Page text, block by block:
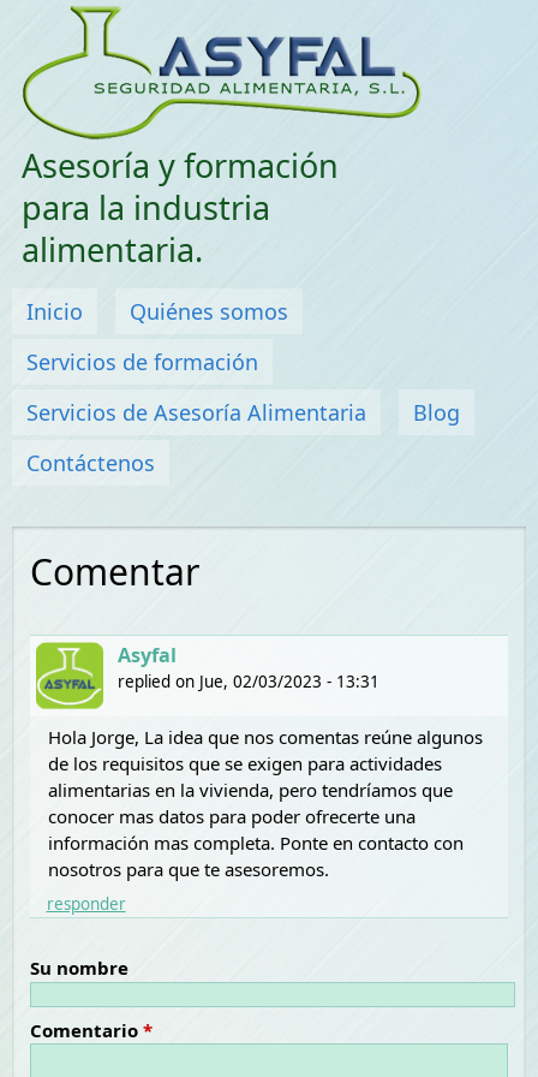
Asesoría y formación
para la industria
alimentaria.
Menú principal
Inicio
Quiénes somos
Servicios de formación
Servicios de Asesoría Alimentaria
Blog
Contáctenos
Comentar
Asyfal
replied on Jue, 02/03/2023 - 13:31
Hola Jorge, La idea que nos comentas reúne algunos
de los requisitos que se exigen para actividades
alimentarias en la vivienda, pero tendríamos que
conocer mas datos para poder ofrecerte una
información mas completa. Ponte en contacto con
nosotros para que te asesoremos.
responder
Su nombre
Comentario *